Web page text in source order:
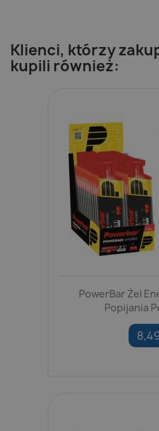
Klienci, którzy
kupili również:
PowerBar Żel
Popijania